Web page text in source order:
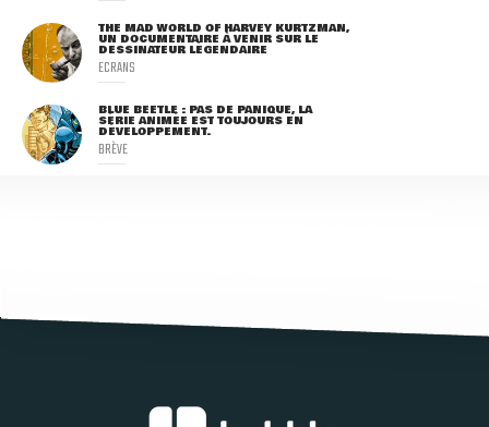
THE MAD WORLD OF HARVEY KURTZMAN,
UN DOCUMENTAIRE À VENIR SUR LE
DESSINATEUR LÉGENDAIRE
ECRANS
BLUE BEETLE : PAS DE PANIQUE, LA
SÉRIE ANIMÉE EST TOUJOURS EN
DÉVELOPPEMENT.
BRÈVE